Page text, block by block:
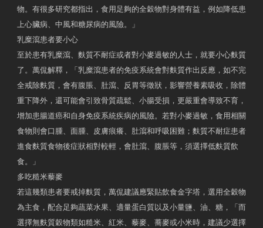
物。有很多研究都指出，食用足夠的全穀物對身體有益，例如降低患
上心臟病、中風和糖尿病的風險。」
乳糜瀉患者要小心
至於患有乳糜瀉、麩質不耐症或者對小麥過敏的人士，就要小心麩質
了。萬侃解釋，「乳糜瀉患者的免疫系統會對麩質作出反應，如不完
全戒除麩質，會有腹脹、肚瀉、反胃等徵狀，影響營養素吸收，除體
重下降外，還可能會引致骨質疏鬆、小腸受損，更嚴重會導致不育，
增加患腸道癌和自身免疫系統疾病的風險。若對小麥過敏，食用相關
食物則會口腫、面腫、皮膚痕癢、肚瀉和呼吸困難；麩質不耐症患者
進食麩質食物後症狀相對較輕，會肚瀉、腹脹等，須選擇低麩質飲
食。」
多吃糙米藜麥
若這幾類患者要戒掉麩質，萬侃建議應緊貼飲食金字塔，選用全穀物
為主食，配合足夠蔬菜水果、適量蛋白質以及小量鹽、油、糖，「而
選擇無麩質穀物類如糙米、紅米、藜麥、蕎麥或小米時，建議少選擇